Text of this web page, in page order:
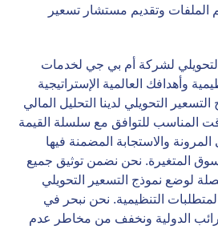
الملفات وتقديم مستشار تسعير
التحويلي لشركة أم بي جي لخدمات
وأهدافك العالمية الإستراتيجية
التحويلي لدينا التحليل المالي
المناسب للتوافق مع سلسلة القيمة
والاستجابة المضمنة فيها
المتغيرة. نحن نضمن توثيق جميع
لوضع نموذج التسعير التحويلي
التنظيمية. نحن نبحر في
الدولية ونخفف من مخاطر عدم